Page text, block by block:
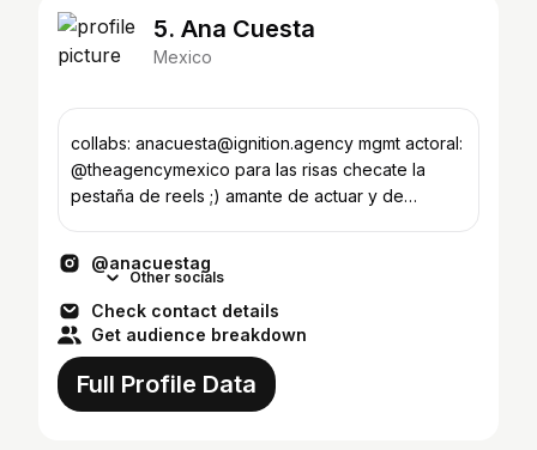
5. Ana Cuesta
Mexico
collabs: anacuesta@ignition.agency mgmt actoral:
@theagencymexico para las risas checate la
pestaña de reels ;) amante de actuar y de
@anacuestag
Other socials
Check contact details
Get audience breakdown
Full Profile Data